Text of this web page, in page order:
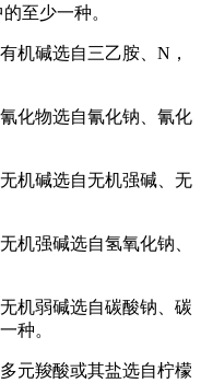
至少一种。
机碱选自三乙胺、N，
化物选自氰化钠、氰化
机碱选自无机强碱、无
机强碱选自氢氧化钠、
机弱碱选自碳酸钠、碳
种。
元羧酸或其盐选自柠檬